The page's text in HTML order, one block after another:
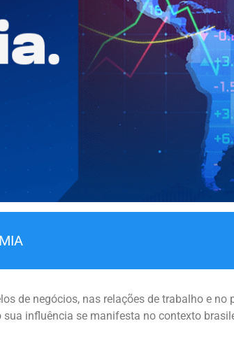
de negócios, nas relações de trabalho e
influência se manifesta no contexto